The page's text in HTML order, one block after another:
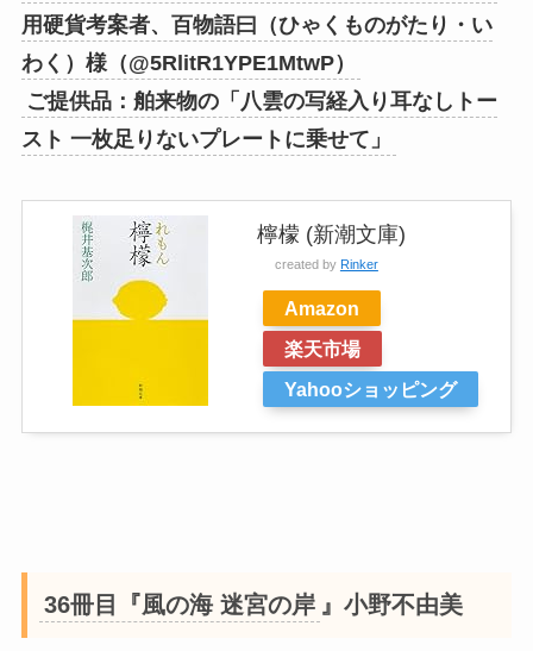
用硬貨考案者、百物語曰（ひゃくものがたり・い
わく）様（@5RlitR1YPE1MtwP）
ご提供品：舶来物の「八雲の写経入り耳なしトー
スト 一枚足りないプレートに乗せて」
檸檬 (新潮文庫)
created by Rinker
Amazon
楽天市場
Yahooショッピング
36冊目『風の海 迷宮の岸 』小野不由美